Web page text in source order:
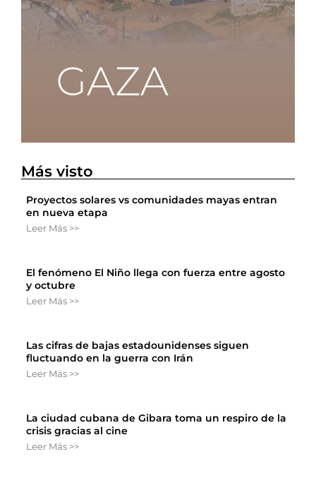
Más visto
Proyectos solares vs comunidades mayas entran
en nueva etapa
Leer Más >>
El fenómeno El Niño llega con fuerza entre agosto
y octubre
Leer Más >>
Las cifras de bajas estadounidenses siguen
fluctuando en la guerra con Irán
Leer Más >>
La ciudad cubana de Gibara toma un respiro de la
crisis gracias al cine
Leer Más >>